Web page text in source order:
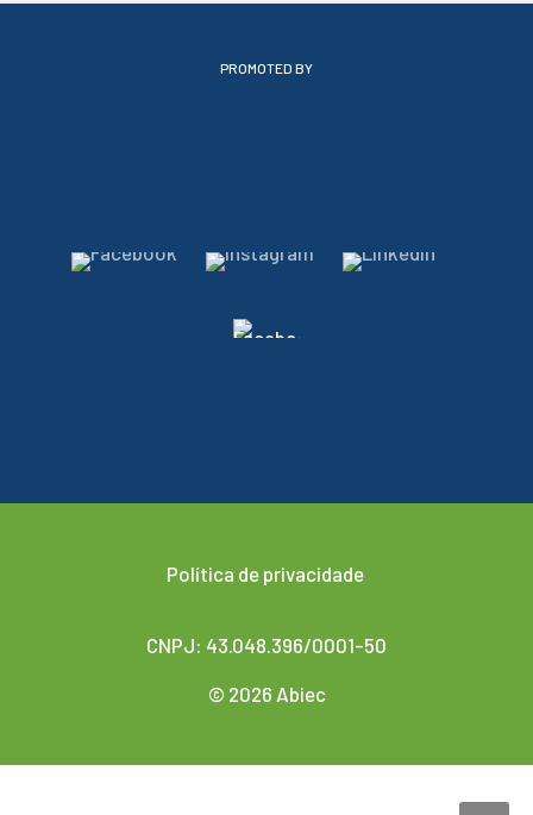
PROMOTED BY
Política de privacidade
CNPJ: 43.048.396/0001-50
© 2026 Abiec